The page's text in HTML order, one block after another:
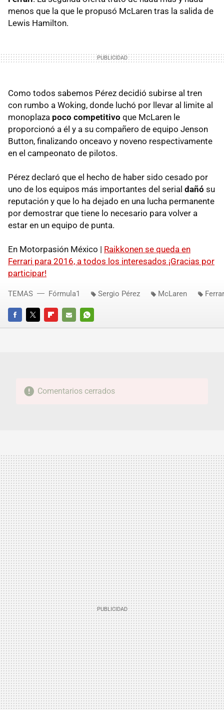
menos que la que le propusó McLaren tras la salida de
Lewis Hamilton.
Como todos sabemos Pérez decidió subirse al tren
con rumbo a Woking, donde luchó por llevar al limite al
monoplaza poco competitivo que McLaren le
proporcionó a él y a su compañero de equipo Jenson
Button, finalizando onceavo y noveno respectivamente
en el campeonato de pilotos.
Pérez declaró que el hecho de haber sido cesado por
uno de los equipos más importantes del serial dañó su
reputación y que lo ha dejado en una lucha permanente
por demostrar que tiene lo necesario para volver a
estar en un equipo de punta.
En Motorpasión México | Raikkonen se queda en
Ferrari para 2016, a todos los interesados ¡Gracias por
participar!
FACEBOOKTWITTERFLIPBOARD
E-
WHATSAPP
TEMAS Fórmula1 Sergio Pérez McLaren
Comentarios cerrados